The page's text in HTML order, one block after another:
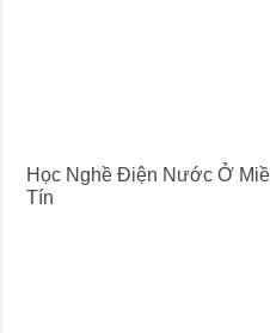
Học Nghề Điện Nước Ở
Tín